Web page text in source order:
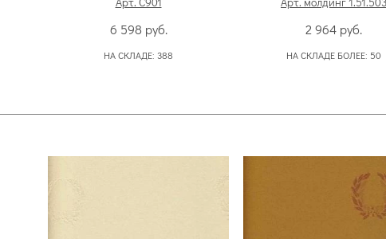
6 598 руб.
НА СКЛАДЕ: 388
2 964 руб.
НА СКЛАДЕ БОЛЕЕ: 50